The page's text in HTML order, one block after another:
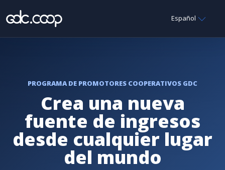
Español
PROGRAMA DE PROMOTORES COOPERATIVOS GDC
Crea una nueva
fuente de ingresos
desde cualquier lugar
del mundo